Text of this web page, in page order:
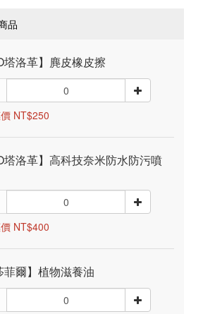
品
塔洛革】麂皮橡皮擦
NT$250
塔洛革】高科技奈米防水防污噴
NT$400
菲爾】植物滋養油